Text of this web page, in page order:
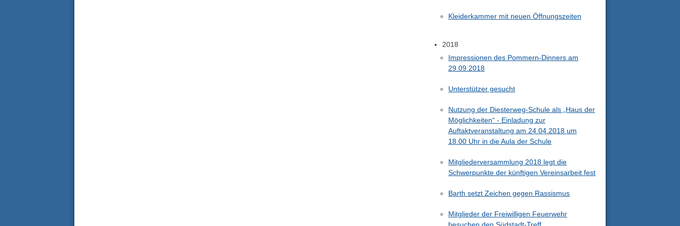
Kleiderkammer mit neuen Öffnungszeiten
2018
Impressionen des Pommern-Dinners am
29.09.2018
Unterstützer gesucht
Nutzung der Diesterweg-Schule als „Haus der
Möglichkeiten“ - Einladung zur
Auftaktveranstaltung am 24.04.2018 um
18.00 Uhr in die Aula der Schule
Mitgliederversammlung 2018 legt die
Schwerpunkte der künftigen Vereinsarbeit fest
Barth setzt Zeichen gegen Rassismus
Mitglieder der Freiwilligen Feuerwehr